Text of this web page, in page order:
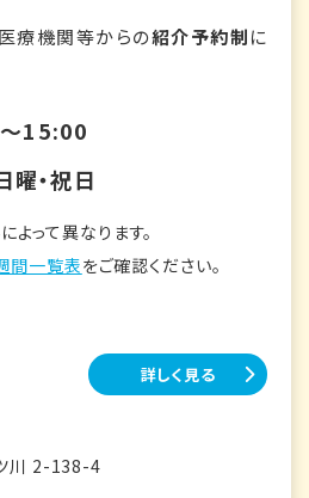
療機関等からの紹介予約制に
15:00
曜・祝日
って異なります。
間一覧表をご確認ください。
詳しく見る
川 2-138-4